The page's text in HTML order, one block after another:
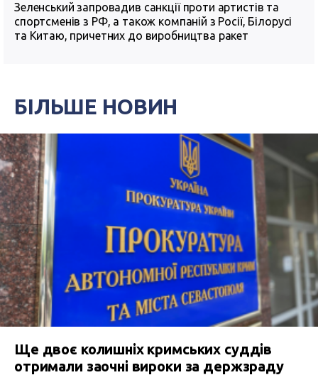
Зеленський запровадив санкції проти артистів та
спортсменів з РФ, а також компаній з Росії, Білорусі
та Китаю, причетних до виробництва ракет
БІЛЬШЕ НОВИН
Ще двоє колишніх кримських суддів
отримали заочні вироки за держзраду